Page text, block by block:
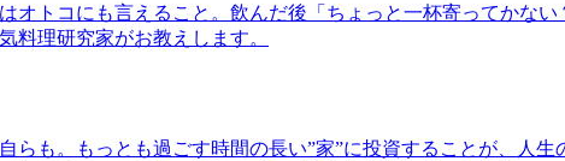
オトコにも言えること。飲んだ後「ちょっと一杯寄ってかな
料理研究家がお教えします。
も。もっとも過ごす時間の長い”家”に投資することが、人生